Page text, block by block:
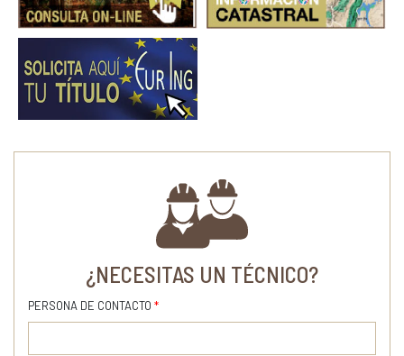
¿NECESITAS UN TÉCNICO?
PERSONA DE CONTACTO *